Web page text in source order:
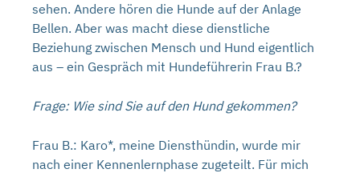
sehen. Andere hören die Hunde auf der Anlage
Bellen. Aber was macht diese dienstliche
Beziehung zwischen Mensch und Hund eigentlich
aus – ein Gespräch mit Hundeführerin Frau B.?
Frage: Wie sind Sie auf den Hund gekommen?
Frau B.: Karo*, meine Diensthündin, wurde mir
nach einer Kennenlernphase zugeteilt. Für mich